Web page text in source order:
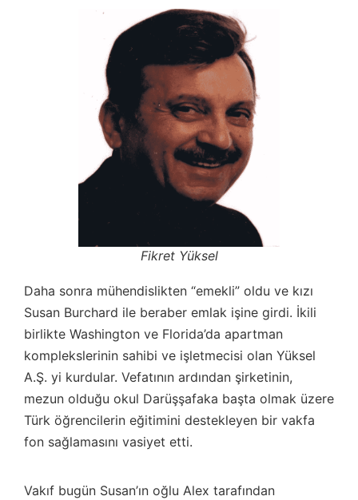
Fikret Yüksel
Daha sonra mühendislikten “emekli” oldu ve kızı
Susan Burchard ile beraber emlak işine girdi. İkili
birlikte Washington ve Florida’da apartman
komplekslerinin sahibi ve işletmecisi olan Yüksel
A.Ş. yi kurdular. Vefatının ardından şirketinin,
mezun olduğu okul Darüşşafaka başta olmak üzere
Türk öğrencilerin eğitimini destekleyen bir vakfa
fon sağlamasını vasiyet etti.
Vakıf bugün Susan’ın oğlu Alex tarafından